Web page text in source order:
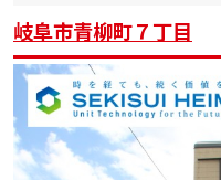
岐阜市青柳町７丁目